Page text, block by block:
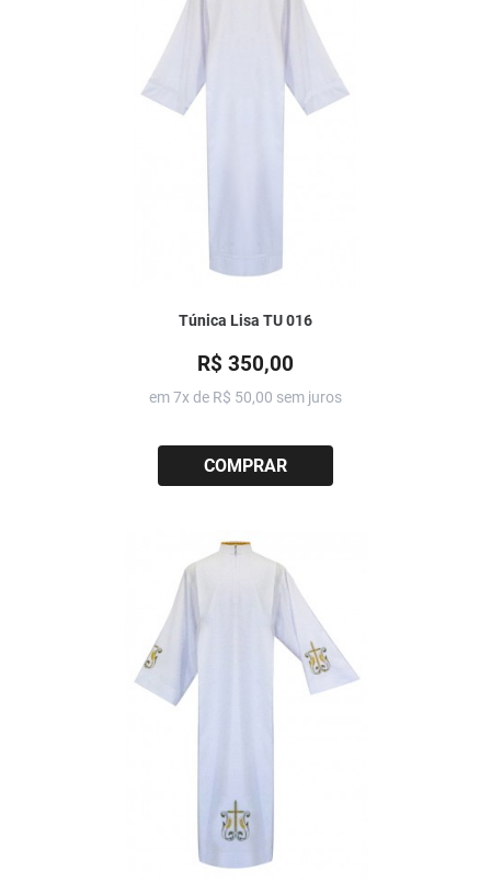
Túnica Lisa TU 016
R$ 350,00
em 7x de R$ 50,00 sem juros